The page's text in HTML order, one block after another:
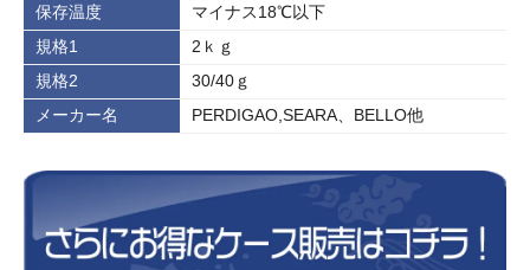
保存温度
マイナス18℃以下
規格1
2ｋｇ
規格2
30/40ｇ
メーカー名
PERDIGAO,SEARA、BELLO他